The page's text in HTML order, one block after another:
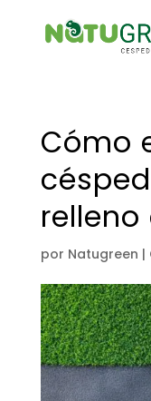
Cómo
relleno
por Natugreen |